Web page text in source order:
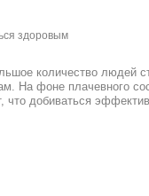
здоровым
количество людей
На фоне плачевного
что добиваться